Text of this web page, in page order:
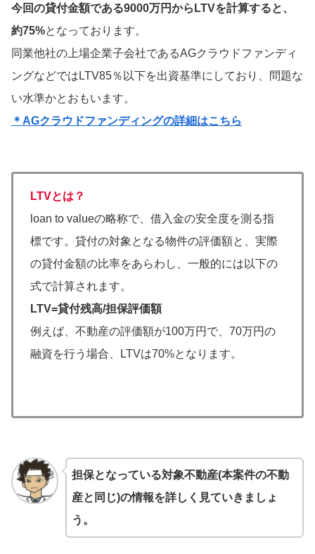
今回の貸付金額である9000万円からLTVを計算すると、
約75%となっております。
同業他社の上場企業子会社であるAGクラウドファンディ
ングなどではLTV85％以下を出資基準にしており、問題な
い水準かとおもいます。
＊AGクラウドファンディングの詳細はこちら
LTVとは？
loan to valueの略称で、借入金の安全度を測る指
標です。貸付の対象となる物件の評価額と、実際
の貸付金額の比率をあらわし、一般的には以下の
式で計算されます。
LTV=貸付残高/担保評価額
例えば、不動産の評価額が100万円で、70万円の
融資を行う場合、LTVは70%となります。
担保となっている対象不動産(本案件の不動
産と同じ)の情報を詳しく見ていきましょ
う。